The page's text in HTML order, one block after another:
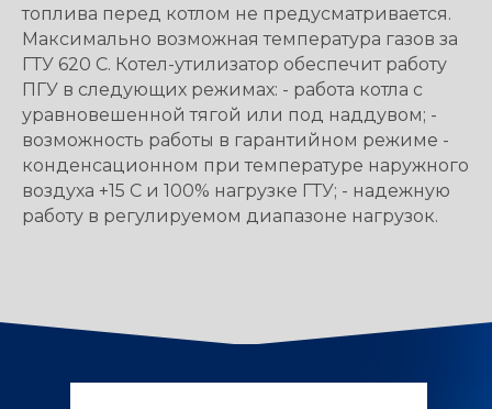
топлива перед котлом не предусматривается.
Максимально возможная температура газов за
ГТУ 620 С. Котел-утилизатор обеспечит работу
ПГУ в следующих режимах: - работа котла с
уравновешенной тягой или под наддувом; -
возможность работы в гарантийном режиме -
конденсационном при температуре наружного
воздуха +15 С и 100% нагрузке ГТУ; - надежную
работу в регулируемом диапазоне нагрузок.